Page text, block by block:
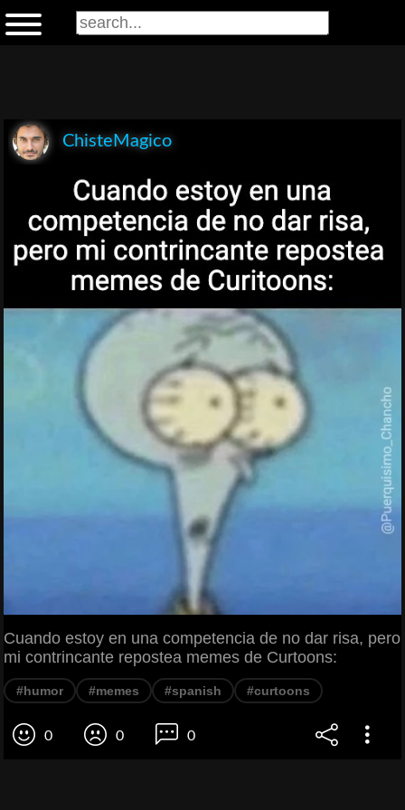
ChisteMagico
Cuando estoy en una competencia de no dar risa, pero
mi contrincante repostea memes de Curtoons:
#humor #memes #spanish #curtoons
0 0 0